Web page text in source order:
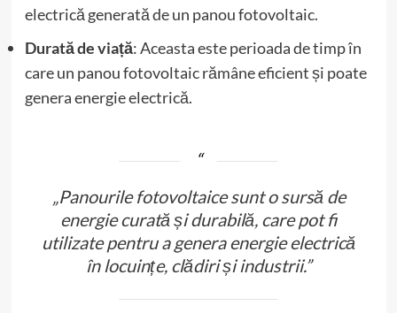
electrică generată de un panou fotovoltaic.
Durată de viață: Aceasta este perioada de timp în
care un panou fotovoltaic rămâne eficient și poate
genera energie electrică.
„Panourile fotovoltaice sunt o sursă de
energie curată și durabilă, care pot fi
utilizate pentru a genera energie electrică
în locuințe, clădiri și industrii.”